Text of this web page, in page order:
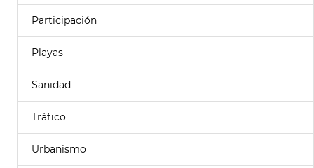
Participación
Playas
Sanidad
Tráfico
Urbanismo